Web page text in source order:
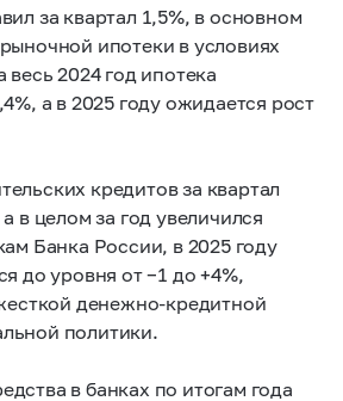
за квартал 1,5%, в основном
ипотеки в условиях
весь 2024 год ипотека
а в 2025 году ожидается рост
кредитов за квартал
в целом за год увеличился
Банка России, в 2025 году
до уровня от −1 до +4%,
денежно-кредитной
политики.
в банках по итогам года